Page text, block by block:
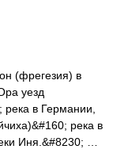
(фрегезия) в
уезд
в Германии,
река в
Иня.&#8230; …